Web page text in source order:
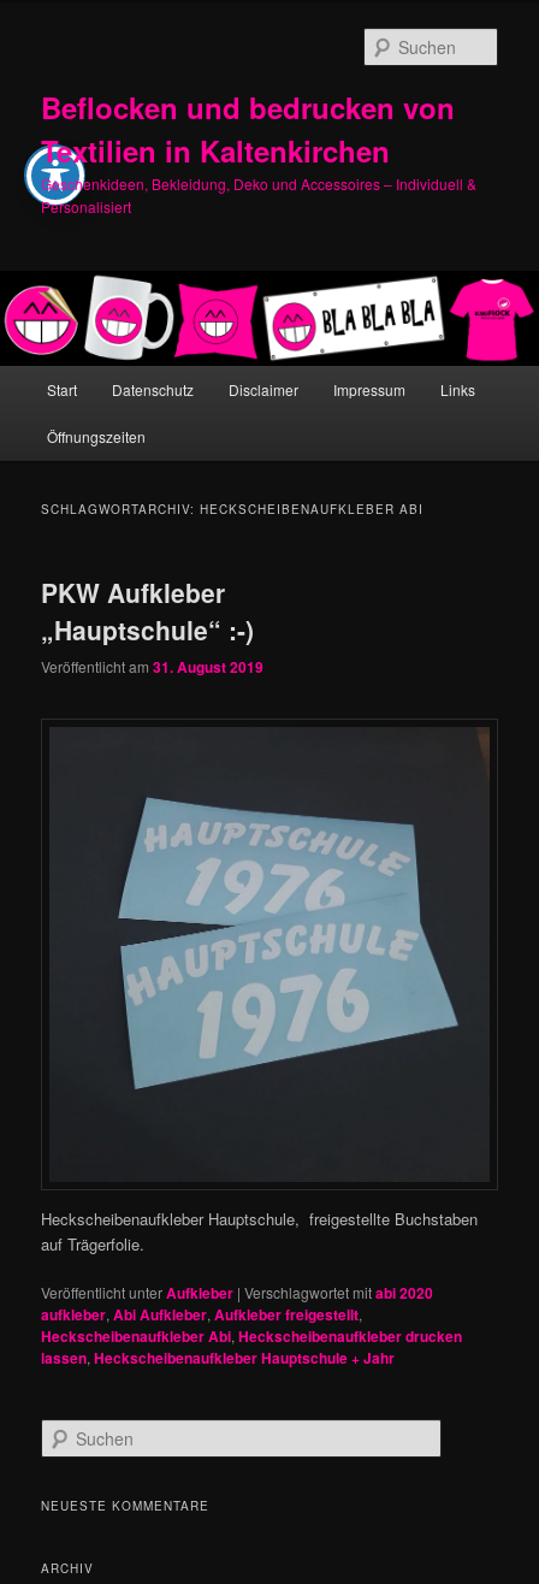
Beflocken und bedrucken von
Textilien in Kaltenkirchen
Geschenkideen, Bekleidung, Deko und Accessoires – Individuell &
Personalisiert
Start Datenschutz Disclaimer Impressum Links
Öffnungszeiten
SCHLAGWORTARCHIV:HECKSCHEIBENAUFKLEBER ABI
PKW Aufkleber
„Hauptschule“ :-)
Veröffentlicht am31. August 2019
Heckscheibenaufkleber Hauptschule, freigestellte Buchstaben
auf Trägerfolie.
Veröffentlicht unterAufkleber |Verschlagwortet mitabi 2020
aufkleber,Abi Aufkleber,Aufkleber freigestellt,
Heckscheibenaufkleber Abi,Heckscheibenaufkleber drucken
lassen,Heckscheibenaufkleber Hauptschule + Jahr
u
h
NEUESTE KOMMENTARE
ARCHIV